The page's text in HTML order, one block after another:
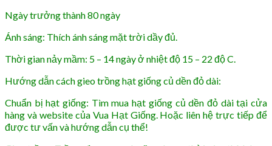
Ngày trưởng thành 80 ngày
Ánh sáng: Thích ánh sáng mặt trời dầy đủ.
Thời gian nảy mầm: 5 – 14 ngày ở nhiệt độ 15 – 22 độ C.
Hướng dẫn cách gieo trồng hạt giống củ dền đỏ dài:
Chuẩn bị hạt giống: Tìm mua hạt giống củ dền đỏ dài tại cửa
hàng và website của Vua Hạt Giống. Hoặc liên hệ trực tiếp để
được tư vấn và hướng dẫn cụ thể!